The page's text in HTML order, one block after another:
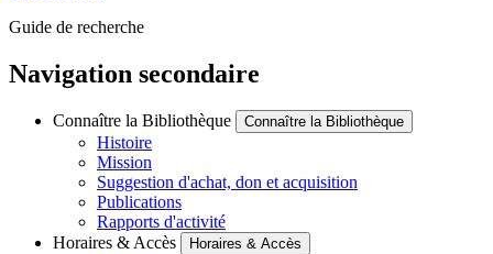
Guide de recherche
Navigation secondaire
Connaître la Bibliothèque Connaître la Bibliothèque
Histoire
Mission
Suggestion d'achat, don et acquisition
Publications
Rapports d'activité
Horaires & Accès
Horaires & Accès